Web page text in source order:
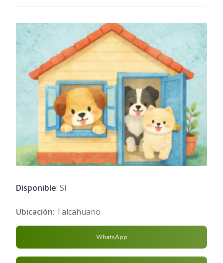
Disponible: Sí
Ubicación: Talcahuano
WhatsApp